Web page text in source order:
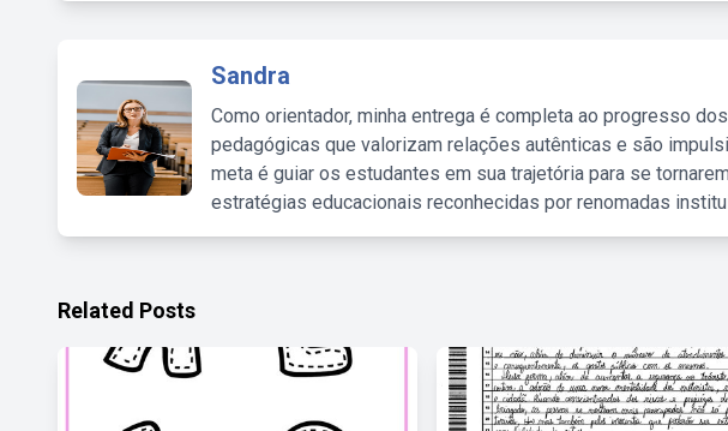
Sandra
Como orientador, minha entrega é completa ao progresso
pedagógicas que valorizam relações autênticas e são
meta é guiar os estudantes em sua trajetória para se
estratégias educacionais reconhecidas por renomadas
Related Posts